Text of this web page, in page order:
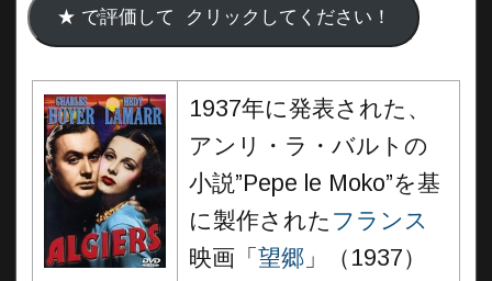
1937年に発表された、
アンリ・ラ・バルトの
小説”Pepe le Moko”を基
に製作された フランス
映画「 望郷 」（1937）